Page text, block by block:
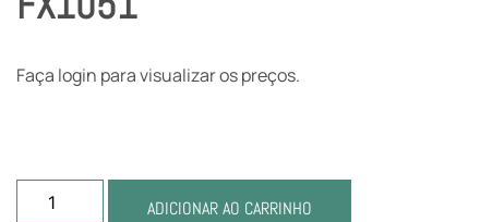
Faça login para visualizar os preços.
ADICIONAR AO CARRINHO